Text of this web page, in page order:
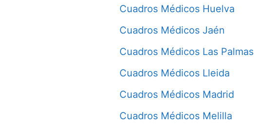
Cuadros Médicos Huelva
Cuadros Médicos Jaén
Cuadros Médicos Las Palmas
Cuadros Médicos Lleida
Cuadros Médicos Madrid
Cuadros Médicos Melilla